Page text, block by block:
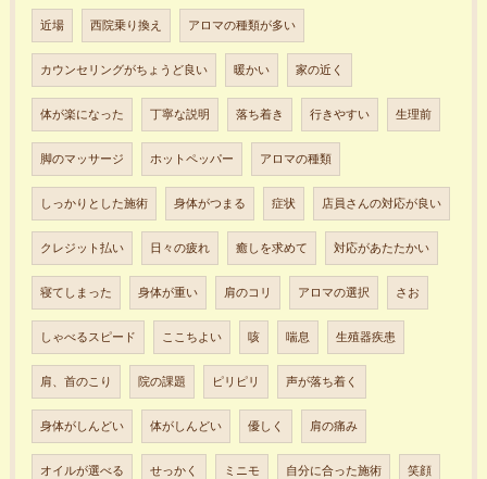
近場 西院乗り換え アロマの種類が多い
カウンセリングがちょうど良い 暖かい 家の近く
体が楽になった 丁寧な説明 落ち着き 行きやすい 生理前
脚のマッサージ ホットペッパー アロマの種類
しっかりとした施術 身体がつまる 症状 店員さんの対応が良い
クレジット払い 日々の疲れ 癒しを求めて 対応があたたかい
寝てしまった 身体が重い 肩のコリ アロマの選択 さお
しゃべるスピード ここちよい 咳 喘息 生殖器疾患
肩、首のこり 院の課題 ピリピリ 声が落ち着く
身体がしんどい 体がしんどい 優しく 肩の痛み
オイルが選べる せっかく ミニモ 自分に合った施術 笑顔